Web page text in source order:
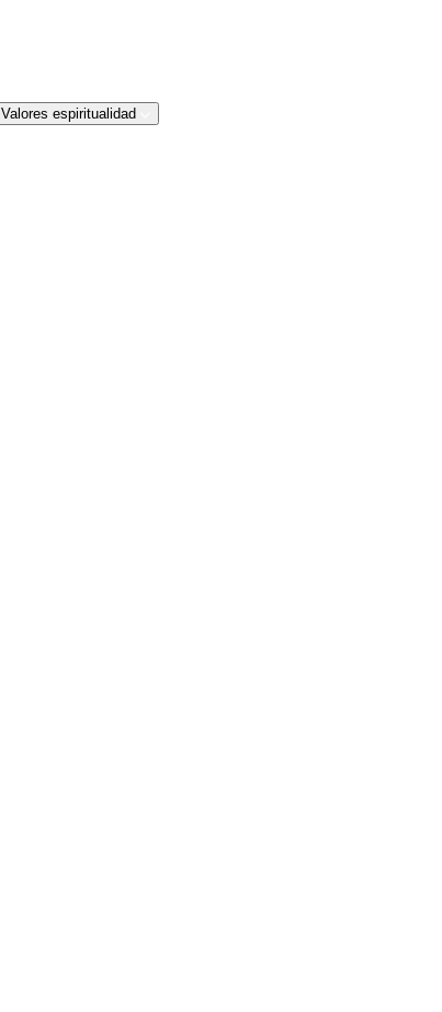
Valores espiritualidad